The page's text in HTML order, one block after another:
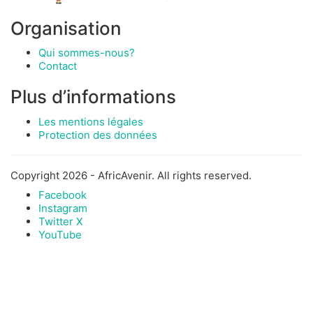
Organisation
Qui sommes-nous?
Contact
Plus d’informations
Les mentions légales
Protection des données
Copyright 2026 - AfricAvenir. All rights reserved.
Facebook
Instagram
Twitter X
YouTube